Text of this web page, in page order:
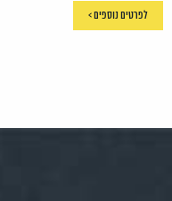
לפרטים נוספים >